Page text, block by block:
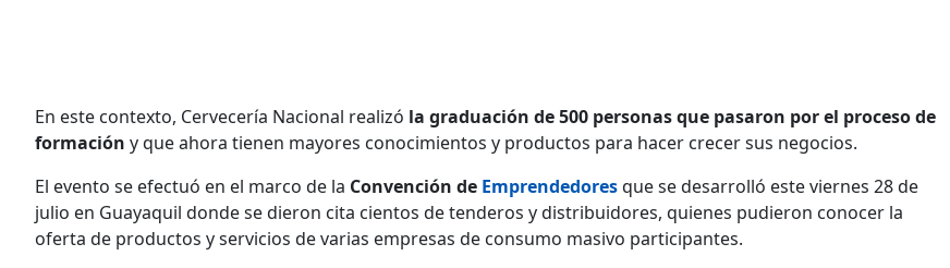
En este contexto, Cervecería Nacional realizó la graduación de 500 personas que pasaron por el proceso de
formación y que ahora tienen mayores conocimientos y productos para hacer crecer sus negocios.
El evento se efectuó en el marco de la Convención de Emprendedoresque se desarrolló este viernes 28 de
julio en Guayaquil donde se dieron cita cientos de tenderos y distribuidores, quienes pudieron conocer la
oferta de productos y servicios de varias empresas de consumo masivo participantes.